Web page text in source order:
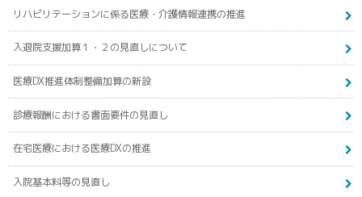
リハビリテーションに係る医療・介護情報連携の推進
入退院支援加算１・２の見直しについて
医療DX推進体制整備加算の新設
診療報酬における書面要件の見直し
在宅医療における医療DXの推進
入院基本料等の見直し